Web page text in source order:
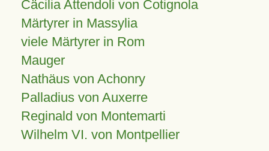
Cäcilia Attendoli von Cotignola
Märtyrer in Massylia
viele Märtyrer in Rom
Mauger
Nathäus von Achonry
Palladius von Auxerre
Reginald von Montemarti
Wilhelm VI. von Montpellier